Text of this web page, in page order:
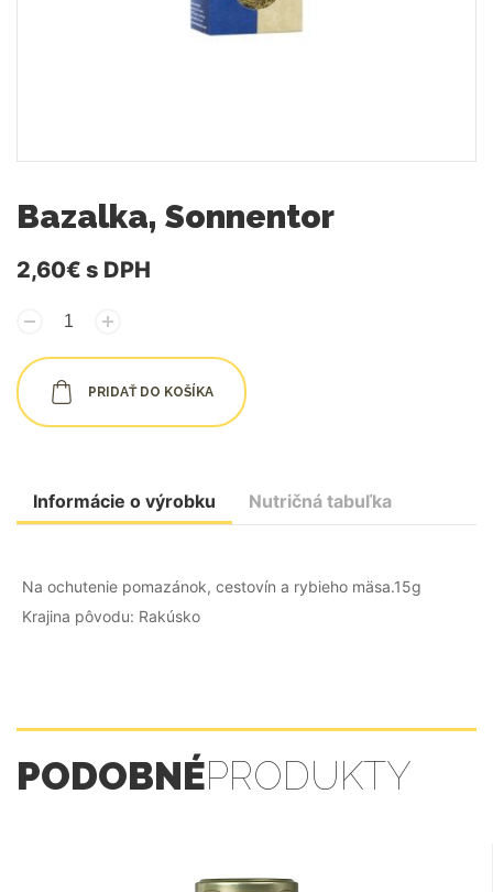
Bazalka, Sonnentor
2,60€ s DPH
PRIDAŤ DO KOŠÍKA
Informácie o výrobku Nutričná tabuľka
Na ochutenie pomazánok, cestovín a rybieho mäsa.15g
Krajina pôvodu: Rakúsko
PODOBNÉPRODUKTY